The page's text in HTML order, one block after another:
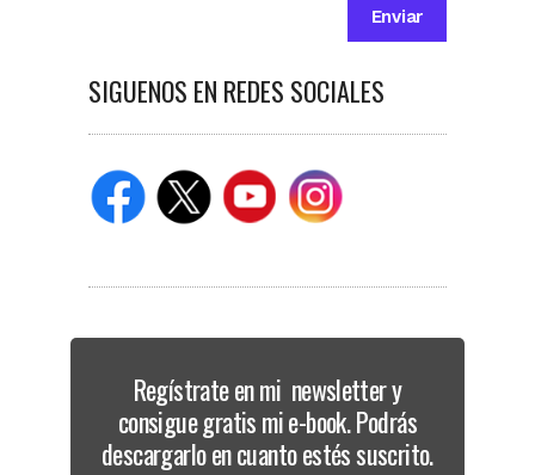
SIGUENOS EN REDES SOCIALES
Regístrate en mi newsletter y
consigue gratis mi e-book. Podrás
descargarlo en cuanto estés suscrito.